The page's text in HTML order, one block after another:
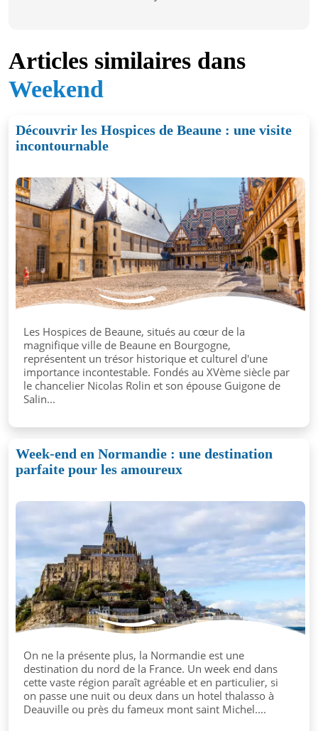
Articles similaires dans
Weekend
Découvrir les Hospices de Beaune : une visite
incontournable
Les Hospices de Beaune, situés au cœur de la
magnifique ville de Beaune en Bourgogne,
représentent un trésor historique et culturel d'une
importance incontestable. Fondés au XVème siècle par
le chancelier Nicolas Rolin et son épouse Guigone de
Salin...
Week-end en Normandie : une destination
parfaite pour les amoureux
On ne la présente plus, la Normandie est une
destination du nord de la France. Un week end dans
cette vaste région paraît agréable et en particulier, si
on passe une nuit ou deux dans un hotel thalasso à
Deauville ou près du fameux mont saint Michel....